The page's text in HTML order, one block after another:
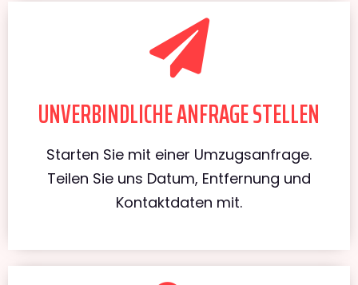
UNVERBINDLICHE ANFRAGE STELLEN
Starten Sie mit einer Umzugsanfrage.
Teilen Sie uns Datum, Entfernung und
Kontaktdaten mit.